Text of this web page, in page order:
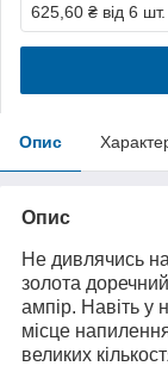
625,60 ₴ від 6 шт.
Опис
Опис
Не дивлячись
золота
ампір. Навіть у
місце
великих